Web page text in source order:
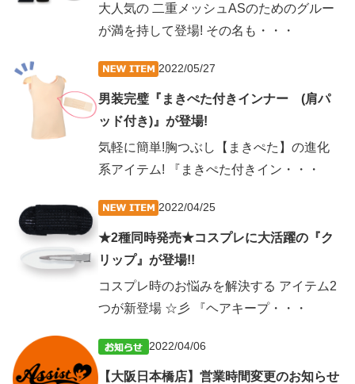
大人気の 二重メッシュASのためのグルー
が満を持して登場! その名も・・・
2022/05/27
男装完璧『まきぺた付きインナー (肩パ
ッド付き)』が登場!
気軽に簡単!胸つぶし【まきぺた】の進化
系アイテム! 『まきぺた付きイン・・・
2022/04/25
★2種同時発売★コスプレに大活躍の『ク
リップ』が登場!!
コスプレ時のお悩みを解決する アイテム2
つが新登場 ☆彡 『ヘアキープ・・・
2022/04/06
【大阪日本橋店】営業時間変更のお知らせ